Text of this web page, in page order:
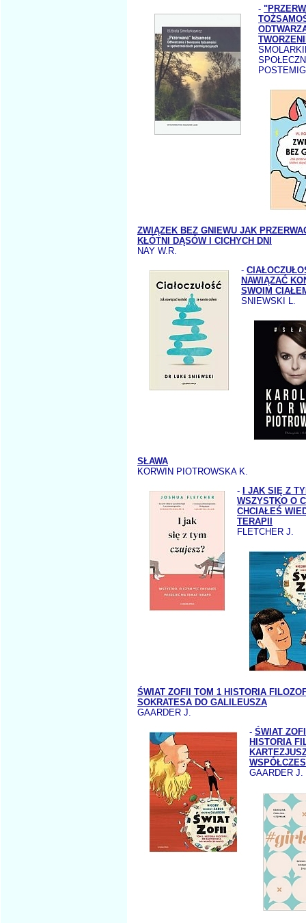
-
ZWIĄZEK BEZ GNIEWU JAK
KŁÓTNI DĄSÓW I CICHYCH DNI
NAY W.R.
-
NAWIĄZAĆ
SWOIM
SNIEWSKI L.
SŁAWA
KORWIN PIOTROWSKA K.
-
I JAK SIĘ Z
WSZYSTKO O
CHCIAŁEŚ
TERAPII
FLETCHER J.
ŚWIAT ZOFII TOM 1 HISTORIA
SOKRATESA DO GALILEUSZA
GAARDER J.
- ŚWIAT
HISTORIA
GAARDER J.